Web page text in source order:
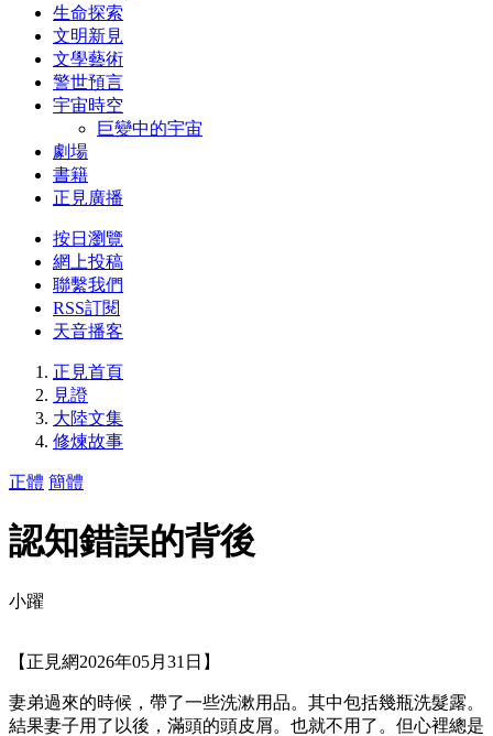
生命探索
文明新見
文學藝術
警世預言
宇宙時空
巨變中的宇宙
劇場
書籍
正見廣播
按日瀏覽
網上投稿
聯繫我們
RSS訂閱
天音播客
正見首頁
見證
大陸文集
修煉故事
正體 簡體
認知錯誤的背後
小躍
【正見網2026年05月31日】
妻弟過來的時候，帶了一些洗漱用品。其中包括幾瓶洗髮露。
結果妻子用了以後，滿頭的頭皮屑。也就不用了。但心裡總是